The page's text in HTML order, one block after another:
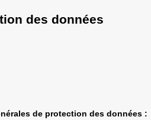
des données
de protection des données :